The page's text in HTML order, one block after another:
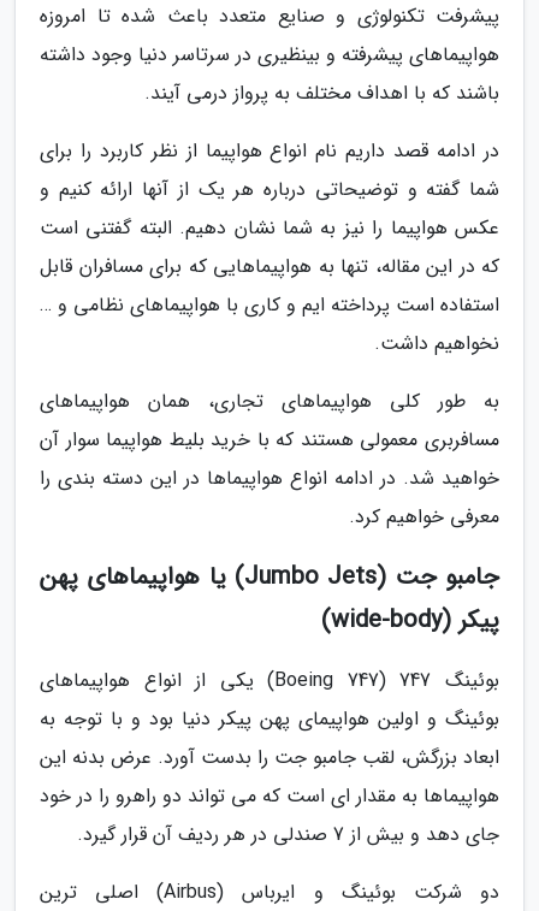
پیشرفت تکنولوژی و صنایع متعدد باعث شده تا امروزه
هواپیماهای پیشرفته و بینظیری در سرتاسر دنیا وجود داشته
باشند که با اهداف مختلف به پرواز درمی آیند.
در ادامه قصد داریم نام انواع هواپیما از نظر کاربرد را برای
شما گفته و توضیحاتی درباره هر یک از آنها ارائه کنیم و
عکس هواپیما را نیز به شما نشان دهیم. البته گفتنی است
که در این مقاله، تنها به هواپیماهایی که برای مسافران قابل
استفاده است پرداخته ایم و کاری با هواپیماهای نظامی و …
نخواهیم داشت.
به طور کلی هواپیماهای تجاری، همان هواپیماهای
مسافربری معمولی هستند که با خرید بلیط هواپیما سوار آن
خواهید شد. در ادامه انواع هواپیماها در این دسته بندی را
معرفی خواهیم کرد.
جامبو جت (Jumbo Jets) یا هواپیماهای پهن
پیکر (wide-body)
بوئینگ 747 (Boeing 747) یکی از انواع هواپیماهای
بوئینگ و اولین هواپیمای پهن پیکر دنیا بود و با توجه به
ابعاد بزرگش، لقب جامبو جت را بدست آورد. عرض بدنه این
هواپیماها به مقدار ای است که می تواند دو راهرو را در خود
جای دهد و بیش از 7 صندلی در هر ردیف آن قرار گیرد.
دو شرکت بوئینگ و ایرباس (Airbus) اصلی ترین